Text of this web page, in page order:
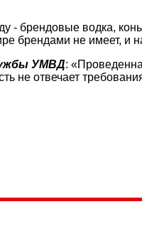
- брендовые водка,
брендами не имеет, и
УМВД:
не отвечает